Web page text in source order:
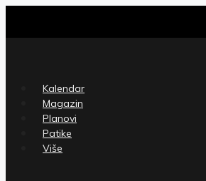
content
Kalendar
Magazin
Planovi
Patike
Više